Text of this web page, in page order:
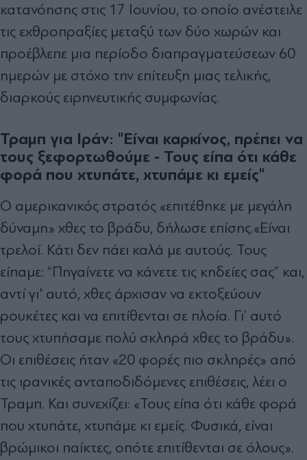
κατανόησης στις 17 Ιουνίου, το οποίο ανέστειλε
τις εχθροπραξίες μεταξύ των δύο χωρών και
προέβλεπε μια περίοδο διαπραγματεύσεων 60
ημερών με στόχο την επίτευξη μιας τελικής,
διαρκούς ειρηνευτικής συμφωνίας.
Τραμπ για Ιράν: "Είναι καρκίνος, πρέπει να
τους ξεφορτωθούμε - Τους είπα ότι κάθε
φορά που χτυπάτε, χτυπάμε κι εμείς"
Ο αμερικανικός στρατός «επιτέθηκε με μεγάλη
δύναμη» χθες το βράδυ, δήλωσε επίσης.«Είναι
τρελοί. Κάτι δεν πάει καλά με αυτούς. Τους
είπαμε: “Πηγαίνετε να κάνετε τις κηδείες σας” και,
αντί γι' αυτό, χθες άρχισαν να εκτοξεύουν
ρουκέτες και να επιτίθενται σε πλοία. Γι’ αυτό
τους χτυπήσαμε πολύ σκληρά χθες το βράδυ».
Οι επιθέσεις ήταν «20 φορές πιο σκληρές» από
τις ιρανικές ανταποδιδόμενες επιθέσεις, λέει ο
Τραμπ. Και συνεχίζει: «Τους είπα ότι κάθε φορά
που χτυπάτε, χτυπάμε κι εμείς. Φυσικά, είναι
βρώμικοι παίκτες, οπότε επιτίθενται σε όλους».